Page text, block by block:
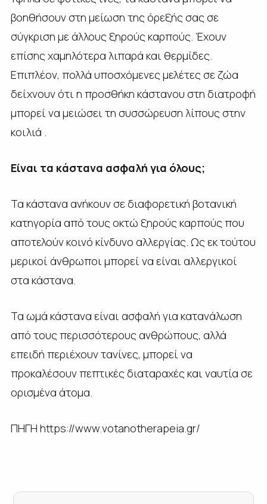
βοηθήσουν στη μείωση της όρεξής σας σε
σύγκριση με άλλους ξηρούς καρπούς. Έχουν
επίσης χαμηλότερα λιπαρά και θερμίδες.
Επιπλέον, πολλά υποσχόμενες μελέτες σε ζώα
δείχνουν ότι η προσθήκη κάστανου στη διατροφή
μπορεί να μειώσει τη συσσώρευση λίπους στην
κοιλιά .
Είναι τα κάστανα ασφαλή για όλους;
Τα κάστανα ανήκουν σε διαφορετική βοτανική
κατηγορία από τους οκτώ ξηρούς καρπούς που
αποτελούν κοινό κίνδυνο αλλεργίας. Ως εκ τούτου
μερικοί άνθρωποι μπορεί να είναι αλλεργικοί
στα κάστανα.
Τα ωμά κάστανα είναι ασφαλή για κατανάλωση
από τους περισσότερους ανθρώπους, αλλά
επειδή περιέχουν τανίνες, μπορεί να
προκαλέσουν πεπτικές διαταραχές και ναυτία σε
ορισμένα άτομα.
ΠΗΓΗ https://www.votanotherapeia.gr/